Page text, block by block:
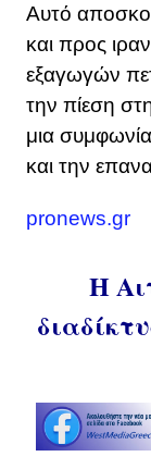
Αυτό
και προς
εξαγωγών
την πίεση
μια
και την
pronews.gr
Η